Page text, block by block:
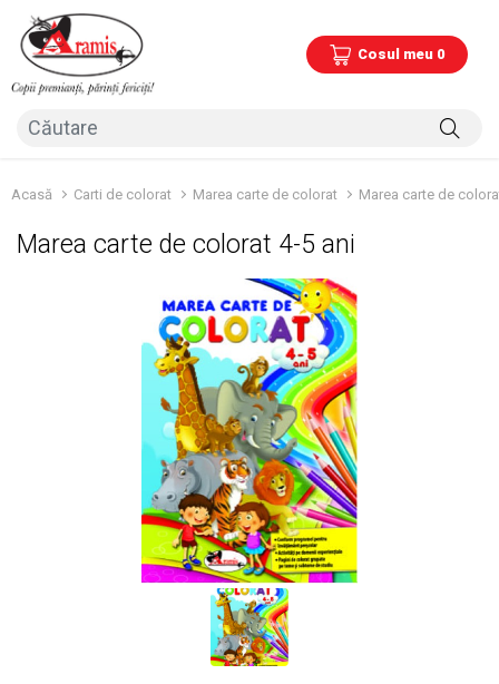
Cosul meu 0
Acasă Carti de colorat Marea carte de colorat Marea carte de
Marea carte de colorat 4-5 ani